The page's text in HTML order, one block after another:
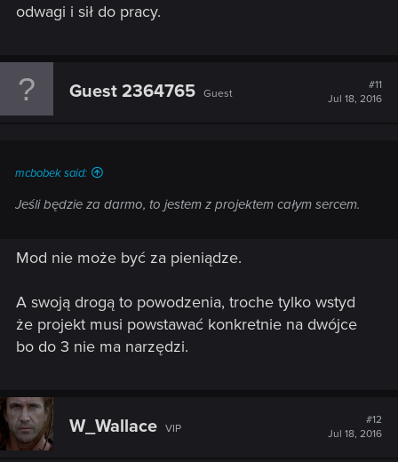
odwagi i sił do pracy.
Guest 2364765 Guest
#11
Jul 18, 2016
mcbobek said:
Jeśli będzie za darmo, to jestem z projektem całym sercem.
Mod nie może być za pieniądze.
A swoją drogą to powodzenia, troche tylko wstyd
że projekt musi powstawać konkretnie na dwójce
bo do 3 nie ma narzędzi.
W_Wallace VIP
#12
Jul 18, 2016